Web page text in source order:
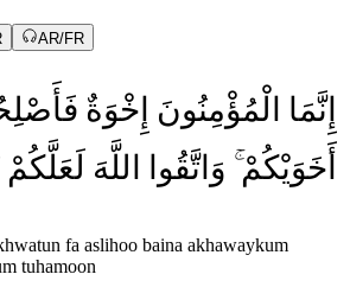
AR/FR
إِنَّمَا الْمُؤْمِنُونَ إِخْوَةٌ
أَخَوَيْكُمْ وَاتَّقُوا اللَّهَ لَعَلَّكُمْ
fa aslihoo baina akhawaykum
tuhamoon